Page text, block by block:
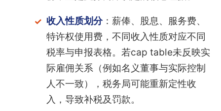
收入性质划分：薪俸、股息、服务费、
特许权使用费，不同收入性质对应不同
税率与申报表格。若cap table未反映实
际雇佣关系（例如名义董事与实际控制
人不一致），税务局可能重新定性收
入，导致补税及罚款。